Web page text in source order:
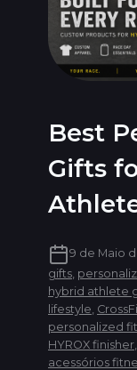
Best
Gifts
9 de Maio
gifts,
hybrid athlete
lifestyle,
personalized
HYROX finisher,
acessórios